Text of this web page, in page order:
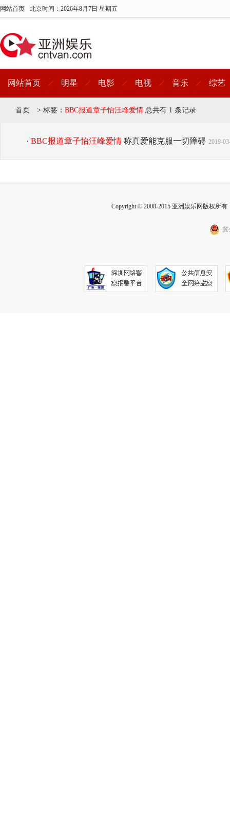
网站首页 北京时间： 2026年8月7日 星期五
网站首页 明星 电影 电视 音乐 综艺
首页 > 标签： BBC报道章子怡汪峰爱情 总共有 1 条记录
· BBC报道章子怡汪峰爱情 称真爱能克服一切障碍 2019-
Copyright © 2008-2015 亚洲娱乐网版权所
冀